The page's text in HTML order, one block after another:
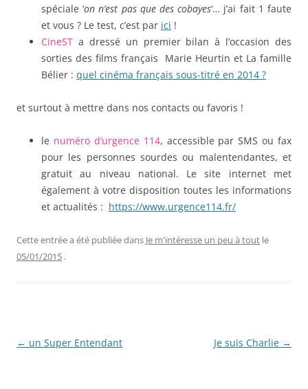
spéciale ‘on n’est pas que des cobayes‘… j’ai fait 1 faute
et vous ? Le test, c’est par ici !
CineST a dressé un premier bilan à l’occasion des
sorties des films français Marie Heurtin et La famille
Bélier : quel cinéma français sous-titré en 2014 ?
et surtout à mettre dans nos contacts ou favoris !
le numéro d’urgence 114, accessible par SMS ou fax
pour les personnes sourdes ou malentendantes, et
gratuit au niveau national. Le site internet met
également à votre disposition toutes les informations
et actualités : https://www.urgence114.fr/
Cette entrée a été publiée dans Je m'intéresse un peu à tout le
05/01/2015 .
Navigation
← un Super Entendant Je suis Charlie →